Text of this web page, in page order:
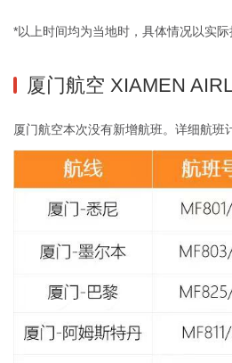
*以上时间均为当地时，具体情况以实际
厦门航空 XIAMEN
厦门航空本次没有新增航班。详细航班